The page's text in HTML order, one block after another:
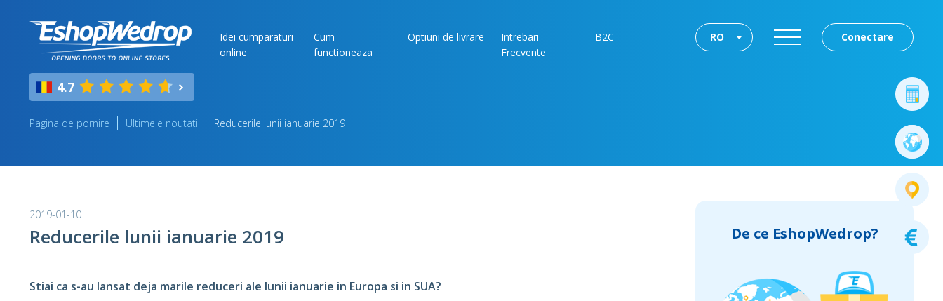
Idei cumparaturi
online
Cum
functioneaza
Optiuni de livrare
Intrebari
Frecvente
B2C Conectare
RO
4.7
Pagina de pornire Ultimele noutati Reducerile lunii ianuarie 2019
2019-01-10
Reducerile lunii ianuarie 2019
Stiai ca s-au lansat deja marile reduceri ale lunii ianuarie in Europa si in SUA?
De ce EshopWedrop?